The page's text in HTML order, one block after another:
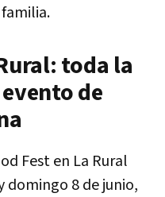
toda la
de
Fest en La Rural
domingo 8 de junio,